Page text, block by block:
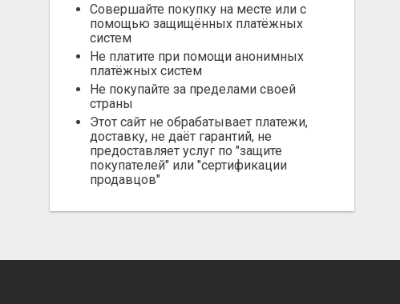
Совершайте покупку на месте или с
помощью защищённых платёжных
систем
Не платите при помощи анонимных
платёжных систем
Не покупайте за пределами своей
страны
Этот сайт не обрабатывает платежи,
доставку, не даёт гарантий, не
предоставляет услуг по "защите
покупателей" или "сертификации
продавцов"